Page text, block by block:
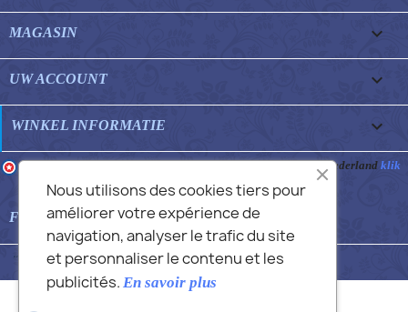
MAGASIN 
UW ACCOUNT 
WINKEL INFORMATIE keyboard_arrow_down
Merchant goedgekeurd door Gegarandeerde Beoordelingen Nederland klik
hier om het attest te tonen
FEATURED FAQS 
© 2026 - Commans Alex
Nous utilisons des cookies tiers pour
améliorer votre expérience de
navigation, analyser le trafic du site
et personnaliser le contenu et les
publicités. En savoir plus